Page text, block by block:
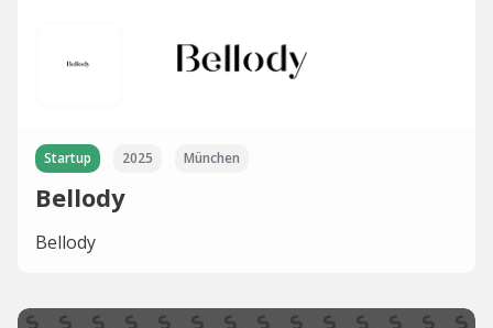
Startup 2025 München
Bellody
Bellody